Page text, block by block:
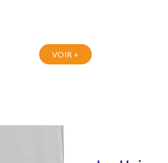
VOIR +